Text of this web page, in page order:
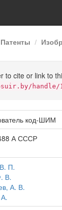
Патенты
to cite or link to
handle/
код-ШИМ
А СССР
П.
В.
А. В.